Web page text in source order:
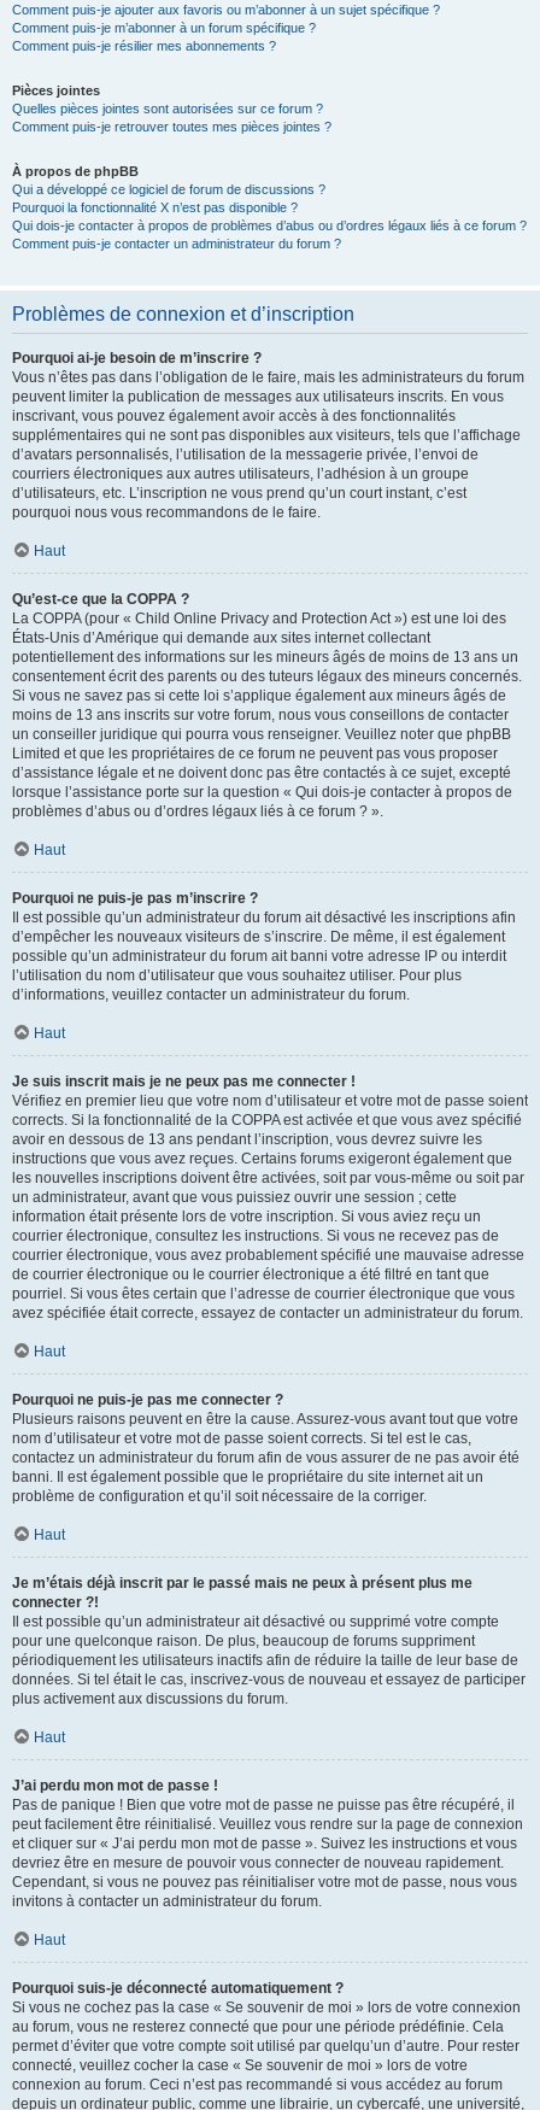
Comment puis-je ajouter aux favoris ou m’abonner à un sujet spécifique ?
Comment puis-je m’abonner à un forum spécifique ?
Comment puis-je résilier mes abonnements ?
Pièces jointes
Quelles pièces jointes sont autorisées sur ce forum ?
Comment puis-je retrouver toutes mes pièces jointes ?
À propos de phpBB
Qui a développé ce logiciel de forum de discussions ?
Pourquoi la fonctionnalité X n’est pas disponible ?
Qui dois-je contacter à propos de problèmes d’abus ou d’ordres légaux liés à ce forum ?
Comment puis-je contacter un administrateur du forum ?
Problèmes de connexion et d’inscription
Pourquoi ai-je besoin de m’inscrire ?
Vous n’êtes pas dans l’obligation de le faire, mais les administrateurs du forum
peuvent limiter la publication de messages aux utilisateurs inscrits. En vous
inscrivant, vous pouvez également avoir accès à des fonctionnalités
supplémentaires qui ne sont pas disponibles aux visiteurs, tels que l’affichage
d’avatars personnalisés, l’utilisation de la messagerie privée, l’envoi de
courriers électroniques aux autres utilisateurs, l’adhésion à un groupe
d’utilisateurs, etc. L’inscription ne vous prend qu’un court instant, c’est
pourquoi nous vous recommandons de le faire.
Haut
Qu’est-ce que la COPPA ?
La COPPA (pour « Child Online Privacy and Protection Act ») est une loi des
États-Unis d’Amérique qui demande aux sites internet collectant
potentiellement des informations sur les mineurs âgés de moins de 13 ans un
consentement écrit des parents ou des tuteurs légaux des mineurs concernés.
Si vous ne savez pas si cette loi s’applique également aux mineurs âgés de
moins de 13 ans inscrits sur votre forum, nous vous conseillons de contacter
un conseiller juridique qui pourra vous renseigner. Veuillez noter que phpBB
Limited et que les propriétaires de ce forum ne peuvent pas vous proposer
d’assistance légale et ne doivent donc pas être contactés à ce sujet, excepté
lorsque l’assistance porte sur la question « Qui dois-je contacter à propos de
problèmes d’abus ou d’ordres légaux liés à ce forum ? ».
Haut
Pourquoi ne puis-je pas m’inscrire ?
Il est possible qu’un administrateur du forum ait désactivé les inscriptions afin
d’empêcher les nouveaux visiteurs de s’inscrire. De même, il est également
possible qu’un administrateur du forum ait banni votre adresse IP ou interdit
l’utilisation du nom d’utilisateur que vous souhaitez utiliser. Pour plus
d’informations, veuillez contacter un administrateur du forum.
Haut
Je suis inscrit mais je ne peux pas me connecter !
Vérifiez en premier lieu que votre nom d’utilisateur et votre mot de passe soient
corrects. Si la fonctionnalité de la COPPA est activée et que vous avez spécifié
avoir en dessous de 13 ans pendant l’inscription, vous devrez suivre les
instructions que vous avez reçues. Certains forums exigeront également que
les nouvelles inscriptions doivent être activées, soit par vous-même ou soit par
un administrateur, avant que vous puissiez ouvrir une session ; cette
information était présente lors de votre inscription. Si vous aviez reçu un
courrier électronique, consultez les instructions. Si vous ne recevez pas de
courrier électronique, vous avez probablement spécifié une mauvaise adresse
de courrier électronique ou le courrier électronique a été filtré en tant que
pourriel. Si vous êtes certain que l’adresse de courrier électronique que vous
avez spécifiée était correcte, essayez de contacter un administrateur du forum.
Haut
Pourquoi ne puis-je pas me connecter ?
Plusieurs raisons peuvent en être la cause. Assurez-vous avant tout que votre
nom d’utilisateur et votre mot de passe soient corrects. Si tel est le cas,
contactez un administrateur du forum afin de vous assurer de ne pas avoir été
banni. Il est également possible que le propriétaire du site internet ait un
problème de configuration et qu’il soit nécessaire de la corriger.
Haut
Je m’étais déjà inscrit par le passé mais ne peux à présent plus me
connecter ?!
Il est possible qu’un administrateur ait désactivé ou supprimé votre compte
pour une quelconque raison. De plus, beaucoup de forums suppriment
périodiquement les utilisateurs inactifs afin de réduire la taille de leur base de
données. Si tel était le cas, inscrivez-vous de nouveau et essayez de participer
plus activement aux discussions du forum.
Haut
J’ai perdu mon mot de passe !
Pas de panique ! Bien que votre mot de passe ne puisse pas être récupéré, il
peut facilement être réinitialisé. Veuillez vous rendre sur la page de connexion
et cliquer sur « J’ai perdu mon mot de passe ». Suivez les instructions et vous
devriez être en mesure de pouvoir vous connecter de nouveau rapidement.
Cependant, si vous ne pouvez pas réinitialiser votre mot de passe, nous vous
invitons à contacter un administrateur du forum.
Haut
Pourquoi suis-je déconnecté automatiquement ?
Si vous ne cochez pas la case « Se souvenir de moi » lors de votre connexion
au forum, vous ne resterez connecté que pour une période prédéfinie. Cela
permet d’éviter que votre compte soit utilisé par quelqu’un d’autre. Pour rester
connecté, veuillez cocher la case « Se souvenir de moi » lors de votre
connexion au forum. Ceci n’est pas recommandé si vous accédez au forum
depuis un ordinateur public, comme une librairie, un cybercafé, une université,